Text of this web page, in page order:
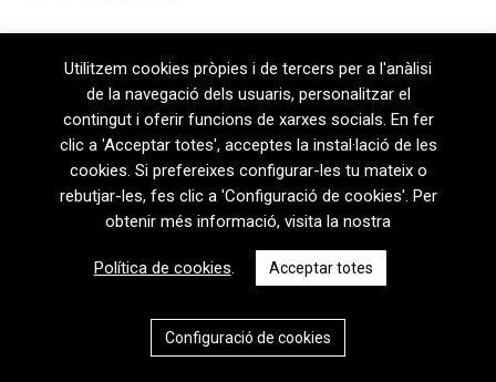
08720 Vilafranca del Penedès · General Prim 5, 2n · Barcelona
T+34 938 170 417 ·
+34 938 170 301
Política de privacitat|Política de cookies
CAT
ESP
Utilitzem cookies pròpies i de tercers per a l'anàlisi
de la navegació dels usuaris, personalitzar el
contingut i oferir funcions de xarxes socials. En fer
clic a 'Acceptar totes', acceptes la instal·lació de les
cookies. Si prefereixes configurar-les tu mateix o
rebutjar-les, fes clic a 'Configuració de cookies'. Per
obtenir més informació, visita la nostra
Política de cookies. Acceptar totes
Configuració de cookies